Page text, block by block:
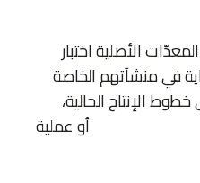
الأصلية اختبار
في منشآتهم الخاصة
الإنتاج الحالية،
أو عملية